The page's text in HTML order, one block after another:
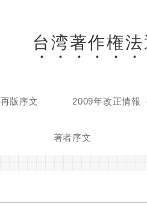
台湾著作権
再版序文
著者序文